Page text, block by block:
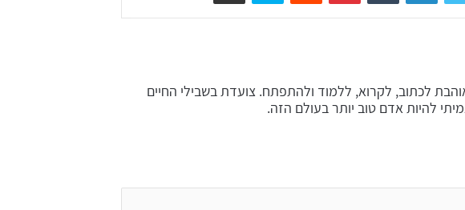
לכתוב, לקרוא, ללמוד ולהתפתח. צועדת בשבילי החיים
להיות אדם טוב יותר בעולם הזה.